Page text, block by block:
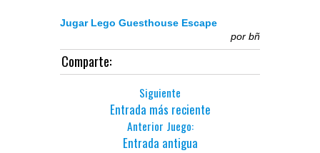
Jugar Lego Guesthouse Escape
por bñ
Comparte:
Siguiente
Entrada más reciente
Anterior Juego:
Entrada antigua